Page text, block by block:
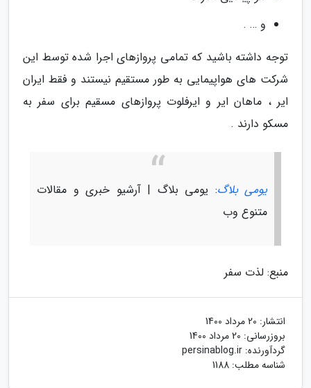
و … .
توجه داشته باشید که تمامی پروازهای اجرا شده توسط این
شرکت های هواپیمایی به طور مستقیم نیستند و فقط ایران
ایر ، ماهان ایر و ایرفلوت پروازهای مسقیم برای سفر به
مسکو دارند .
یومی بلاگ: یومی بلاگ | آرشیو خبری و مقالات
متنوع وب
منبع: لذت سفر
انتشار: 20 مرداد 1400
بروزرسانی: 20 مرداد 1400
گردآورنده: persinablog.ir
شناسه مطلب: 1188